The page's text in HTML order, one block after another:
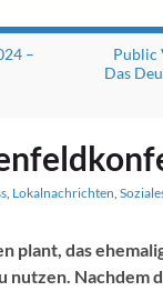
–
Public
Das
, Lokalnachrichten,
plant, das
Nachdem